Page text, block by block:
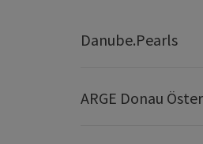
Danube.Pearls
ARGE Donau